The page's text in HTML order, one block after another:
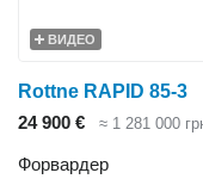
ВИДЕО
Rottne RAPID 85-3
24 900 €
≈ 1 281 000
Форвардер